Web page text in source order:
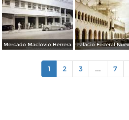
Mercado Maclovio Herrera
1 2 3 ... 7